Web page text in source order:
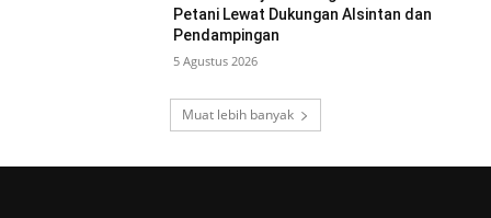
Petani Lewat Dukungan Alsintan dan
Pendampingan
5 Agustus 2026
Muat lebih banyak